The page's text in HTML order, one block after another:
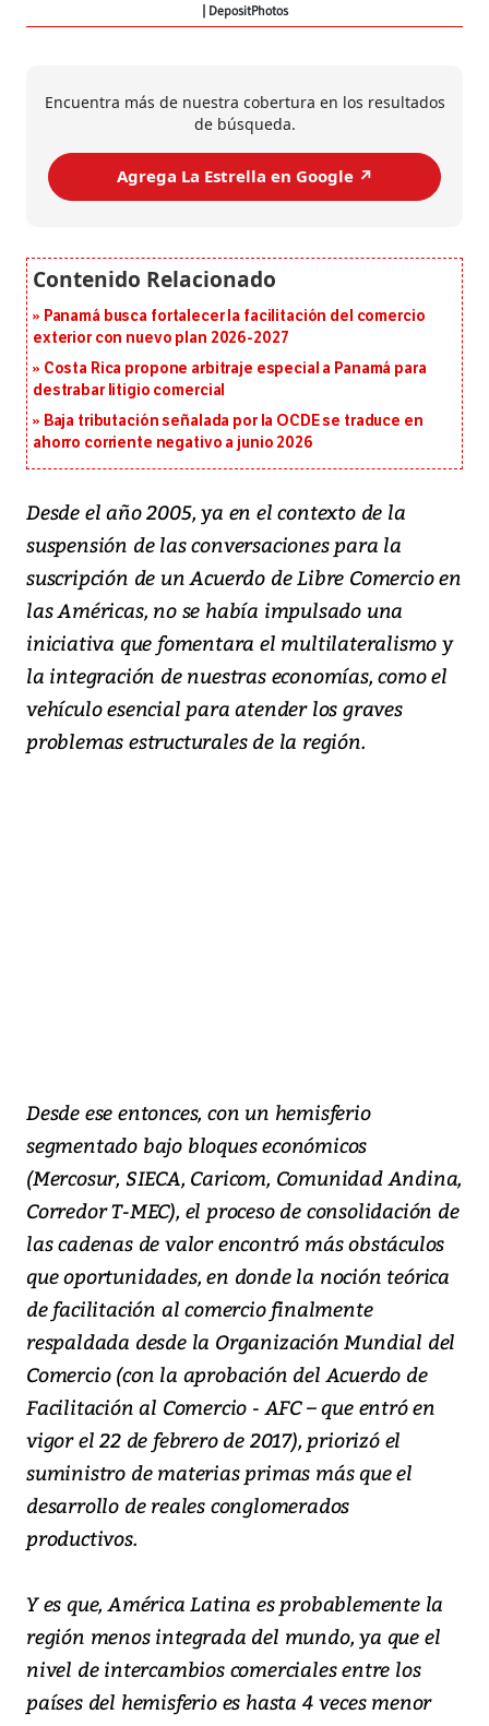
DepositPhotos
Encuentra más de nuestra cobertura en los resultados
de búsqueda.
Agrega La Estrella en Google ↗️
Panamá busca fortalecer la facilitación del comercio
exterior con nuevo plan 2026-2027
Costa Rica propone arbitraje especial a Panamá para
destrabar litigio comercial
Baja tributación señalada por la OCDE se traduce en
ahorro corriente negativo a junio 2026
Desde el año 2005, ya en el contexto de la
suspensión de las conversaciones para la
suscripción de un Acuerdo de Libre Comercio en
las Américas, no se había impulsado una
iniciativa que fomentara el multilateralismo y
la integración de nuestras economías, como el
vehículo esencial para atender los graves
problemas estructurales de la región.
Desde ese entonces, con un hemisferio
segmentado bajo bloques económicos
(Mercosur, SIECA, Caricom, Comunidad Andina,
Corredor T-MEC), el proceso de consolidación de
las cadenas de valor encontró más obstáculos
que oportunidades, en donde la noción teórica
de facilitación al comercio finalmente
respaldada desde la Organización Mundial del
Comercio (con la aprobación del Acuerdo de
Facilitación al Comercio - AFC – que entró en
vigor el 22 de febrero de 2017), priorizó el
suministro de materias primas más que el
desarrollo de reales conglomerados
productivos.
Y es que, América Latina es probablemente la
región menos integrada del mundo, ya que el
nivel de intercambios comerciales entre los
países del hemisferio es hasta 4 veces menor